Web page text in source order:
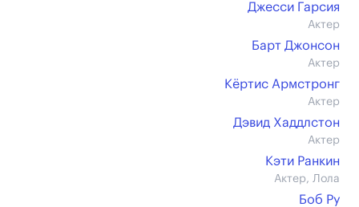
Джесси Гарсия
Актер
Барт Джонсон
Актер
Кёртис Армстронг
Актер
Дэвид Хаддлстон
Актер
Кэти Ранкин
Актер, Лола
Боб Ру